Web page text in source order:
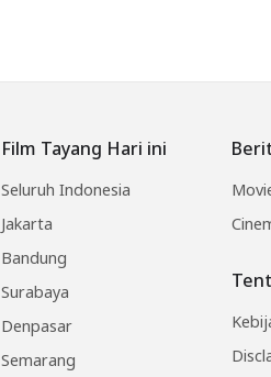
Film Tayang Hari ini
Seluruh Indonesia
Jakarta
Bandung
Surabaya
Denpasar
Semarang